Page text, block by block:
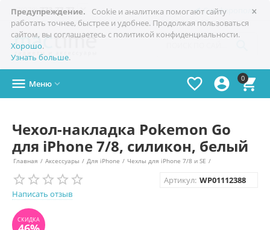
×
Предупреждение.
Cookie и аналитика помогают сайту
работать точнее, быстрее и удобнее. Продолжая пользоваться
сайтом, вы соглашаетесь с политикой конфиденциальности.
Хорошо.
Узнать больше.
Симферополь
+7(978)773-77-77 
0



 Меню 
Чехол-накладка Pokemon Go
для iPhone 7/8, силикон, белый
Главная / Аксессуары / Для iPhone / Чехлы для iPhone 7/8 и SE /
Написать отзыв
Артикул: WP01112388
СКИДКА
46%